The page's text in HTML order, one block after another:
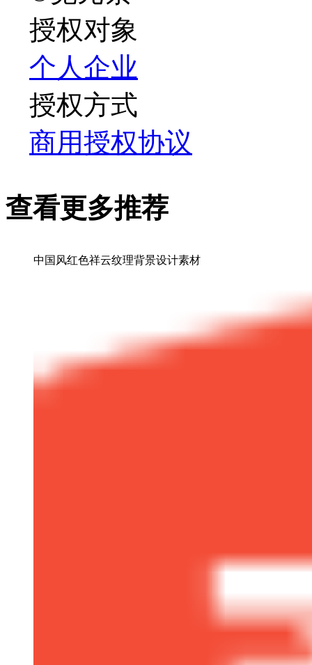
授权对象
个人企业
授权方式
商用授权协议
查看更多推荐
中国风红色祥云纹理背景设计素材